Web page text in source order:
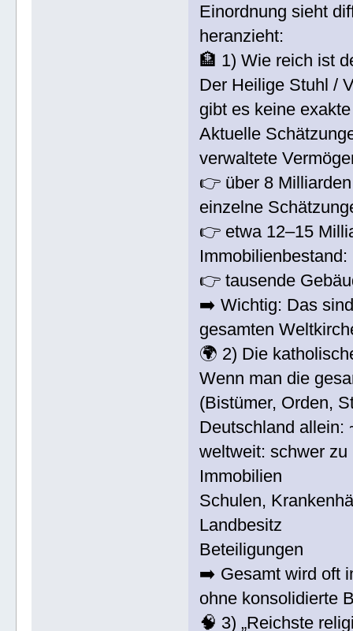
Einordnung sieht
heranzieht:
🏦 1) Wie reich ist
Der Heilige Stuhl /
gibt es keine
Aktuelle
verwaltete
👉 über 8
einzelne
👉 etwa 12–15
Immobilienbestand:
👉 tausende
➡️ Wichtig: Das
gesamten
🌍 2) Die
Wenn man die
(Bistümer, Orden,
Deutschland allein:
weltweit: schwer
Immobilien
Schulen,
Landbesitz
Beteiligungen
➡️ Gesamt wird oft
ohne konsolidierte
🧠 3) „Reichste